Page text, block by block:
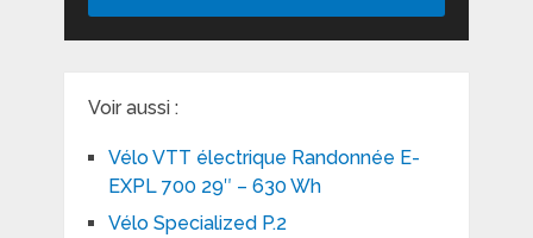
Voir aussi :
Vélo VTT électrique Randonnée E-
EXPL 700 29″ – 630 Wh
Vélo Specialized P.2